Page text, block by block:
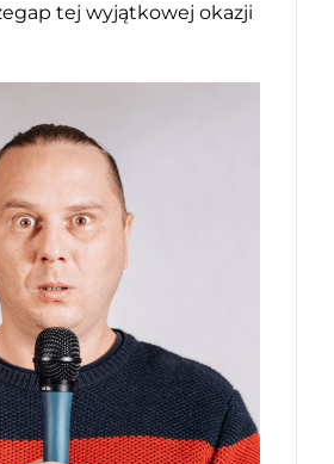
tej wyjątkowej okazji